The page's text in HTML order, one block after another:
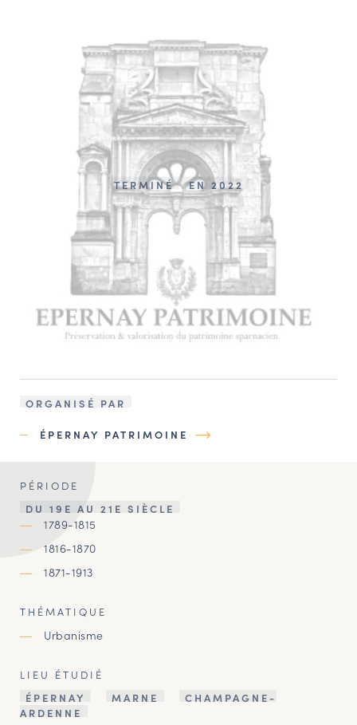
TERMINÉ EN 2022
ORGANISÉ PAR
ÉPERNAY PATRIMOINE
PÉRIODE
DU 19E AU 21E SIÈCLE
1789-1815
1816-1870
1871-1913
THÉMATIQUE
Urbanisme
LIEU ÉTUDIÉ
ÉPERNAY
MARNE
CHAMPAGNE-
ARDENNE